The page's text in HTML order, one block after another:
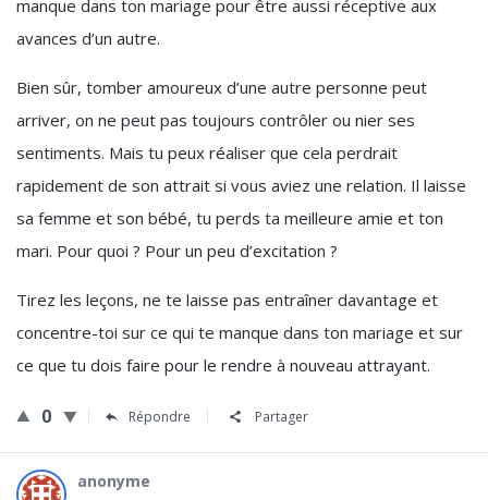
manque dans ton mariage pour être aussi réceptive aux
avances d’un autre.
Bien sûr, tomber amoureux d’une autre personne peut
arriver, on ne peut pas toujours contrôler ou nier ses
sentiments. Mais tu peux réaliser que cela perdrait
rapidement de son attrait si vous aviez une relation. Il laisse
sa femme et son bébé, tu perds ta meilleure amie et ton
mari. Pour quoi ? Pour un peu d’excitation ?
Tirez les leçons, ne te laisse pas entraîner davantage et
concentre-toi sur ce qui te manque dans ton mariage et sur
ce que tu dois faire pour le rendre à nouveau attrayant.
0 Répondre Partager
anonyme